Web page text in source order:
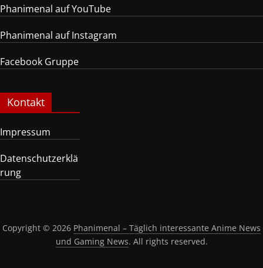
Phanimenal auf YouTube
Phanimenal auf Instagram
Facebook Gruppe
Kontakt
Impressum
Datenschutzerklä
rung
Copyright © 2026 Phanimenal – Täglich interessante Anime News
und Gaming News. All rights reserved.